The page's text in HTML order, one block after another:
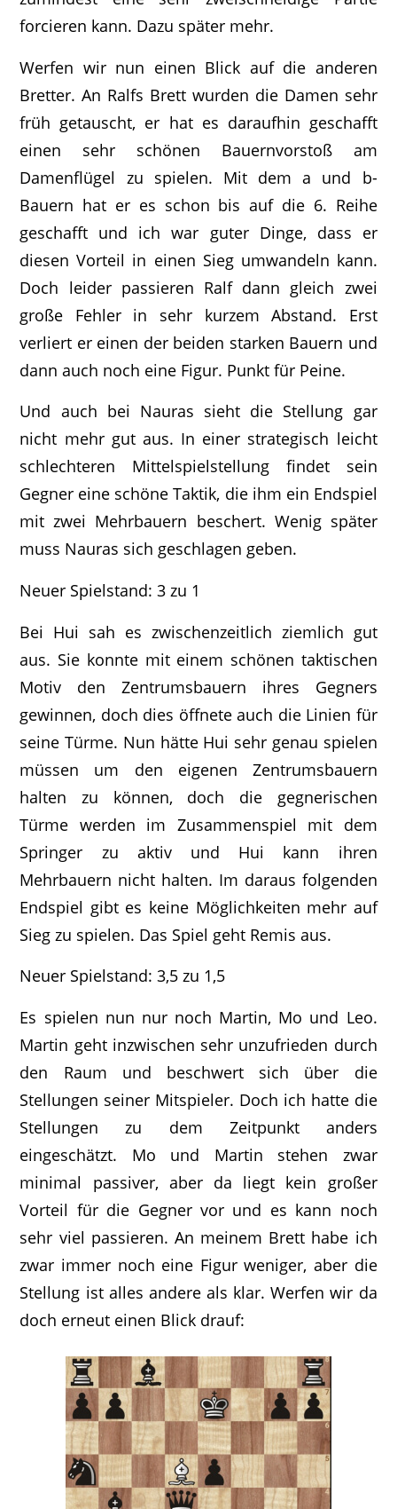
forcieren kann. Dazu später mehr.
Werfen wir nun einen Blick auf die anderen
Bretter. An Ralfs Brett wurden die Damen sehr
früh getauscht, er hat es daraufhin geschafft
einen sehr schönen Bauernvorstoß am
Damenflügel zu spielen. Mit dem a und b-
Bauern hat er es schon bis auf die 6. Reihe
geschafft und ich war guter Dinge, dass er
diesen Vorteil in einen Sieg umwandeln kann.
Doch leider passieren Ralf dann gleich zwei
große Fehler in sehr kurzem Abstand. Erst
verliert er einen der beiden starken Bauern und
dann auch noch eine Figur. Punkt für Peine.
Und auch bei Nauras sieht die Stellung gar
nicht mehr gut aus. In einer strategisch leicht
schlechteren Mittelspielstellung findet sein
Gegner eine schöne Taktik, die ihm ein Endspiel
mit zwei Mehrbauern beschert. Wenig später
muss Nauras sich geschlagen geben.
Neuer Spielstand: 3 zu 1
Bei Hui sah es zwischenzeitlich ziemlich gut
aus. Sie konnte mit einem schönen taktischen
Motiv den Zentrumsbauern ihres Gegners
gewinnen, doch dies öffnete auch die Linien für
seine Türme. Nun hätte Hui sehr genau spielen
müssen um den eigenen Zentrumsbauern
halten zu können, doch die gegnerischen
Türme werden im Zusammenspiel mit dem
Springer zu aktiv und Hui kann ihren
Mehrbauern nicht halten. Im daraus folgenden
Endspiel gibt es keine Möglichkeiten mehr auf
Sieg zu spielen. Das Spiel geht Remis aus.
Neuer Spielstand: 3,5 zu 1,5
Es spielen nun nur noch Martin, Mo und Leo.
Martin geht inzwischen sehr unzufrieden durch
den Raum und beschwert sich über die
Stellungen seiner Mitspieler. Doch ich hatte die
Stellungen zu dem Zeitpunkt anders
eingeschätzt. Mo und Martin stehen zwar
minimal passiver, aber da liegt kein großer
Vorteil für die Gegner vor und es kann noch
sehr viel passieren. An meinem Brett habe ich
zwar immer noch eine Figur weniger, aber die
Stellung ist alles andere als klar. Werfen wir da
doch erneut einen Blick drauf: